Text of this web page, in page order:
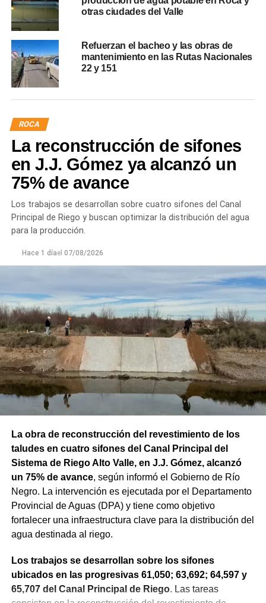
otras ciudades del Valle
Refuerzan el bacheo y las obras de
mantenimiento en las Rutas Nacionales
22 y 151
ROCA
La reconstrucción de sifones
en J.J. Gómez ya alcanzó un
75% de avance
Los trabajos se desarrollan sobre cuatro sifones del Canal
Principal de Riego y buscan optimizar la distribución del agua
para la producción.
Hace 1 díael 07/08/2026
La obra de reconstrucción del revestimiento de los
taludes en cuatro sifones del Canal Principal del
Sistema de Riego Alto Valle, en J.J. Gómez, alcanzó
un 75% de avance, según informó el Gobierno de Río
Negro. La intervención es ejecutada por el Departamento
Provincial de Aguas (DPA) y tiene como objetivo
fortalecer una infraestructura clave para la distribución del
agua destinada al riego.
Los trabajos se desarrollan sobre los sifones
ubicados en las progresivas 61,050; 63,692; 64,597 y
65,707 del Canal Principal de Riego. Las tareas